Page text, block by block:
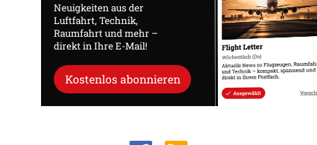
Neuigkeiten aus der
Luftfahrt, Technik,
Raumfahrt und mehr –
direkt in Ihre E-Mail!
Kostenlos abonnieren